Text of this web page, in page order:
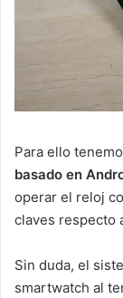
Para ello
basado en
operar el reloj
claves respecto
Sin duda, el
smartwatch al